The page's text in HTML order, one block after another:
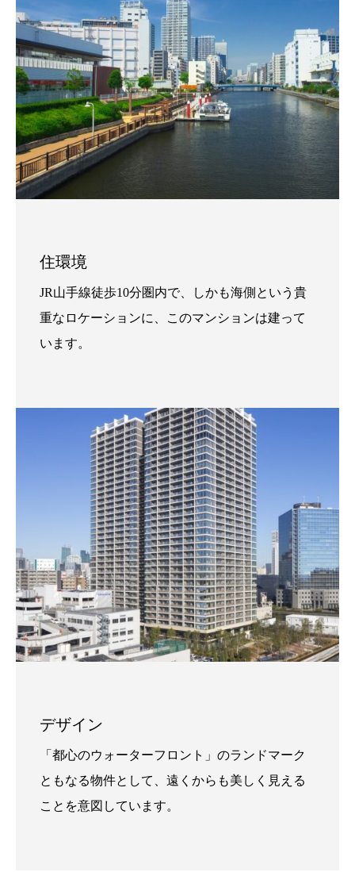
住環境
JR山手線徒歩10分圏内で、しかも海側という貴
重なロケーションに、このマンションは建って
います。
デザイン
「都心のウォーターフロント」のランドマーク
ともなる物件として、遠くからも美しく見える
ことを意図しています。